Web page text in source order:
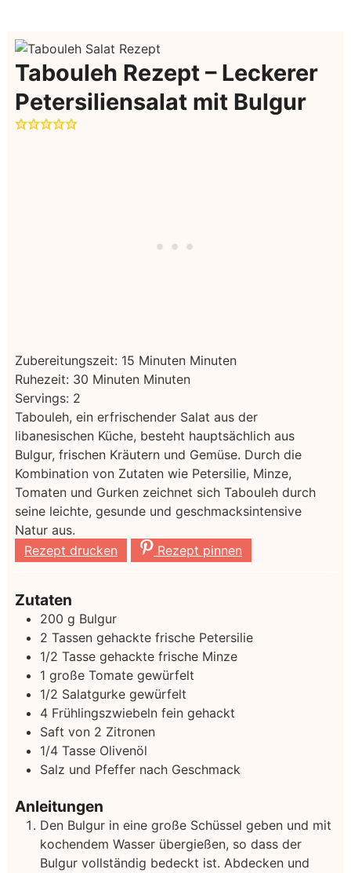
Tabouleh Rezept – Leckerer
Petersiliensalat mit Bulgur
Zubereitungszeit: 15 Minuten Minuten
Ruhezeit: 30 Minuten Minuten
Servings: 2
Tabouleh, ein erfrischender Salat aus der
libanesischen Küche, besteht hauptsächlich aus
Bulgur, frischen Kräutern und Gemüse. Durch die
Kombination von Zutaten wie Petersilie, Minze,
Tomaten und Gurken zeichnet sich Tabouleh durch
seine leichte, gesunde und geschmacksintensive
Natur aus.
Rezept drucken
Rezept pinnen
Zutaten
200 g Bulgur
2 Tassen gehackte frische Petersilie
1/2 Tasse gehackte frische Minze
1 große Tomate gewürfelt
1/2 Salatgurke gewürfelt
4 Frühlingszwiebeln fein gehackt
Saft von 2 Zitronen
1/4 Tasse Olivenöl
Salz und Pfeffer nach Geschmack
Anleitungen
Den Bulgur in eine große Schüssel geben und mit
kochendem Wasser übergießen, so dass der
Bulgur vollständig bedeckt ist. Abdecken und